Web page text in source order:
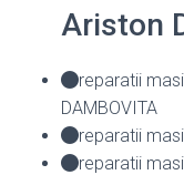
Ariston
reparatii
DAMBOVITA
reparatii
reparatii